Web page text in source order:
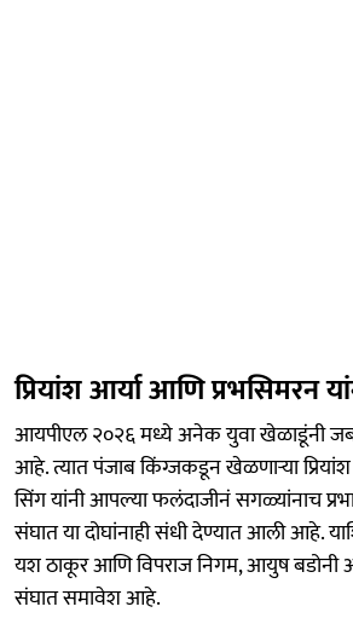
प्रियांश आर्या आणि प्रभसिमरन
आयपीएल २०२६ मध्ये अनेक युवा खेळाडूंनी
आहे. त्यात पंजाब किंग्जकडून खेळणाऱ्या
सिंग यांनी आपल्या फलंदाजीनं सगळ्यांनाच
संघात या दोघांनाही संधी देण्यात आली आहे.
यश ठाकूर आणि विपराज निगम, आयुष बडोनी
संघात समावेश आहे.